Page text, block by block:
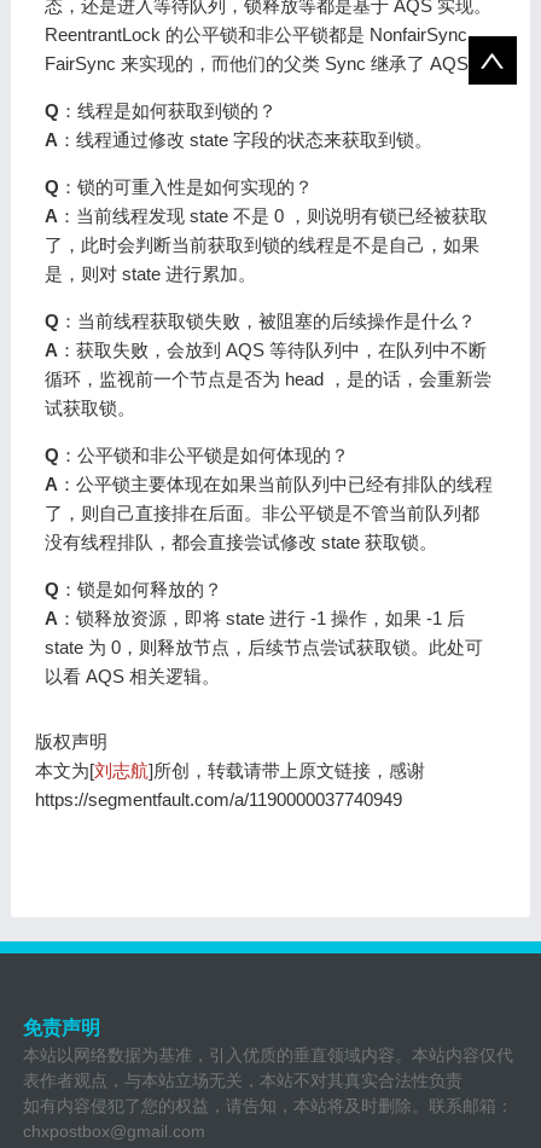
态，还是进入等待队列，锁释放等都是基于 AQS 实现。
ReentrantLock 的公平锁和非公平锁都是 NonfairSync、
FairSync 来实现的，而他们的父类 Sync 继承了 AQS。
Q ：线程是如何获取到锁的？
A ：线程通过修改 state 字段的状态来获取到锁。
Q ：锁的可重入性是如何实现的？
A ：当前线程发现 state 不是 0 ，则说明有锁已经被获取
了，此时会判断当前获取到锁的线程是不是自己，如果
是，则对 state 进行累加。
Q ：当前线程获取锁失败，被阻塞的后续操作是什么？
A ：获取失败，会放到 AQS 等待队列中，在队列中不断
循环，监视前一个节点是否为 head ，是的话，会重新尝
试获取锁。
Q ：公平锁和非公平锁是如何体现的？
A ：公平锁主要体现在如果当前队列中已经有排队的线程
了，则自己直接排在后面。非公平锁是不管当前队列都
没有线程排队，都会直接尝试修改 state 获取锁。
Q ：锁是如何释放的？
A ：锁释放资源，即将 state 进行 -1 操作，如果 -1 后
state 为 0，则释放节点，后续节点尝试获取锁。此处可
以看 AQS 相关逻辑。
版权声明
本文为[刘志航]所创，转载请带上原文链接，感谢
https://segmentfault.com/a/1190000037740949
免责声明
本站以网络数据为基准，引入优质的垂直领域内容。本站内容仅代
表作者观点，与本站立场无关，本站不对其真实合法性负责
如有内容侵犯了您的权益，请告知，本站将及时删除。联系邮箱：
chxpostbox@gmail.com